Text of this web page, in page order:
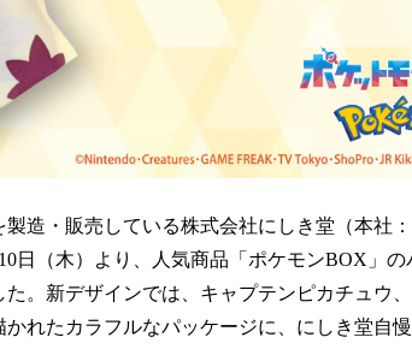
造・販売している株式会社にしき堂（本社
日（木）より、人気商品「ポケモンBOX」の
。新デザインでは、キャプテンピカチュウ、
れたカラフルなパッケージに、にしき堂自